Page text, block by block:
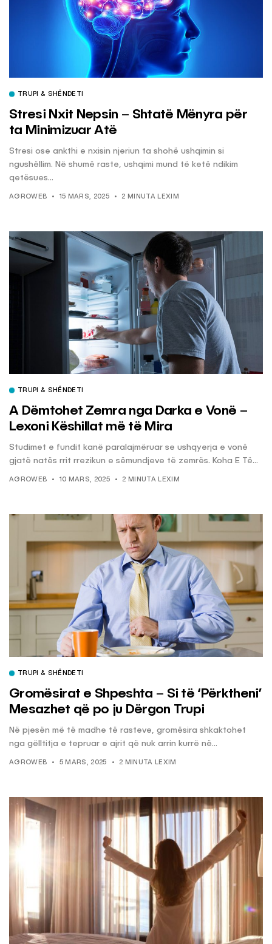
TRUPI & SHËNDETI
Stresi Nxit Nepsin – Shtatë Mënyra për
ta Minimizuar Atë
Stresi ose ankthi e nxisin njeriun ta shohë ushqimin si
ngushëllim. Në shumë raste, ushqimi mund të ketë ndikim
qetësues...
AGROWEB 15 MARS, 2025 2 MINUTA LEXIM
TRUPI & SHËNDETI
A Dëmtohet Zemra nga Darka e Vonë –
Lexoni Këshillat më të Mira
Studimet e fundit kanë paralajmëruar se ushqyerja e vonë
gjatë natës rrit rrezikun e sëmundjeve të zemrës. Koha E Të...
AGROWEB 10 MARS, 2025 2 MINUTA LEXIM
TRUPI & SHËNDETI
Gromësirat e Shpeshta – Si të ‘Përktheni’
Mesazhet që po ju Dërgon Trupi
Në pjesën më të madhe të rasteve, gromësira shkaktohet
nga gëlltitja e tepruar e ajrit që nuk arrin kurrë në...
AGROWEB 5 MARS, 2025 2 MINUTA LEXIM